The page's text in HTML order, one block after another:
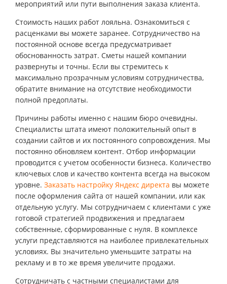
мероприятий или пути выполнения заказа клиента.
Стоимость наших работ лояльна. Ознакомиться с
расценками вы можете заранее. Сотрудничество на
постоянной основе всегда предусматривает
обоснованность затрат. Сметы нашей компании
развернуты и точны. Если вы стремитесь к
максимально прозрачным условиям сотрудничества,
обратите внимание на отсутствие необходимости
полной предоплаты.
Причины работы именно с нашим бюро очевидны.
Специалисты штата имеют положительный опыт в
создании сайтов и их постоянного сопровождения. Мы
постоянно обновляем контент. Отбор информации
проводится с учетом особенности бизнеса. Количество
ключевых слов и качество контента всегда на высоком
уровне. Заказать настройку Яндекс директа вы можете
после оформления сайта от нашей компании, или как
отдельную услугу. Мы сотрудничаем с клиентами с уже
готовой стратегией продвижения и предлагаем
собственные, сформированные с нуля. В комплексе
услуги представляются на наиболее привлекательных
условиях. Вы значительно уменьшите затраты на
рекламу и в то же время увеличите продажи.
Сотрудничать с частными специалистами для